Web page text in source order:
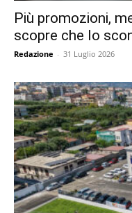
Più promozioni,
scopre che lo
Redazione - 31 Luglio 2026